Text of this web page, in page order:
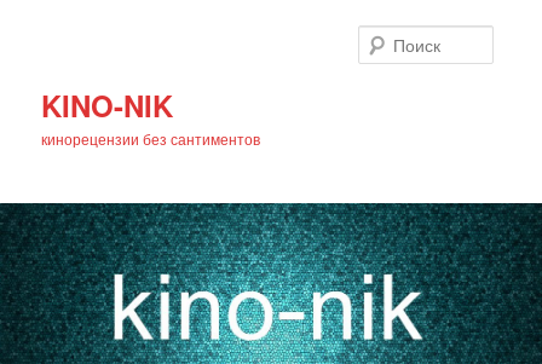
KINO-NIK
кинорецензии без сантиментов